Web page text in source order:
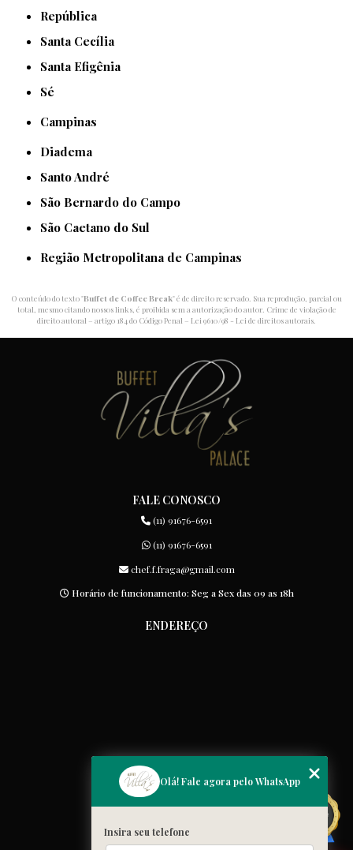
República
Santa Cecília
Santa Efigênia
Sé
Campinas
Diadema
Santo André
São Bernardo do Campo
São Caetano do Sul
Região Metropolitana de Campinas
O conteúdo do texto "Buffet de Coffee Break" é de direito reservado. Sua reprodução, parcial ou
total, mesmo citando nossos links, é proibida sem a autorização do autor. Crime de violação de
direito autoral – artigo 184 do Código Penal – Lei 9610/98 - Lei de direitos autorais.
FALE CONOSCO
(11) 91676-6591
(11) 91676-6591
chef.f.fraga@gmail.com
Horário de funcionamento: Seg a Sex das 09 as 18h
ENDEREÇO
MENU
Home
Quem somos
Cardápio
Olá! Fale agora pelo WhatsApp
Insira seu telefone